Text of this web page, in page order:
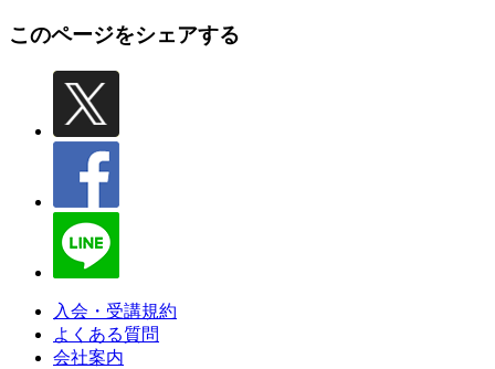
このページをシェアする
入会・受講規約
よくある質問
会社案内